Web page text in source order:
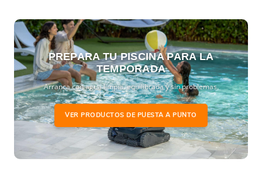
PREPARA TU PISCINA PARA LA
TEMPORADA
Arranca con agua limpia, equilibrada y sin problemas.
VER PRODUCTOS DE PUESTA A PUNTO